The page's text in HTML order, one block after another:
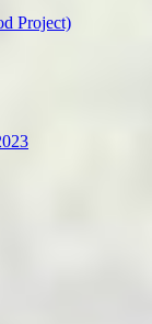
Project)